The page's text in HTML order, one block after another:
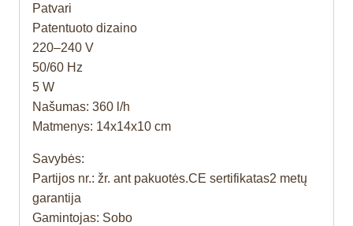
Patvari
Patentuoto dizaino
220–240 V
50/60 Hz
5 W
Našumas: 360 l/h
Matmenys: 14x14x10 cm
Savybės:
Partijos nr.: žr. ant pakuotės.CE sertifikatas2 metų
garantija
Gamintojas: Sobo